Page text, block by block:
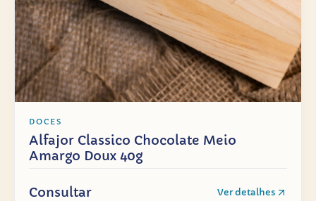
DOCES
Alfajor Classico Chocolate Meio
Amargo Doux 40g
Consultar Ver detalhes